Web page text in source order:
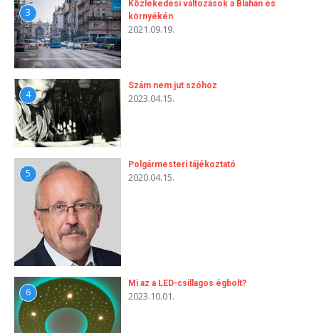
3
Közlekedési változások a Blahán és
környékén
2021.09.19.
4
Szám nem jut szóhoz
2023.04.15.
5
Polgármesteri tájékoztató
2020.04.15.
6
Mi az a LED-csillagos égbolt?
2023.10.01.